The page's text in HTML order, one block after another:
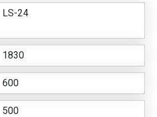
LS-24
1830
600
500